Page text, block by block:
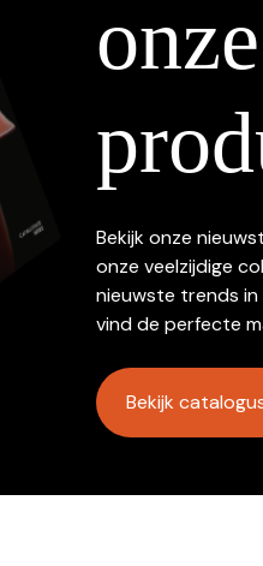
onze
Bekijk onze
onze veelzijdige
nieuwste trends in
vind de perfecte
Bekijk